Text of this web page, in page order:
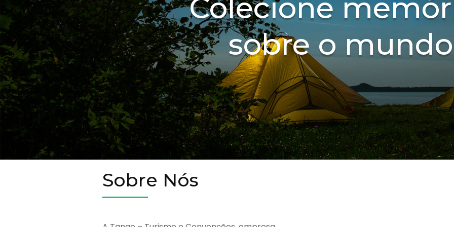
Colecione
sobre o mundo
Sobre Nós